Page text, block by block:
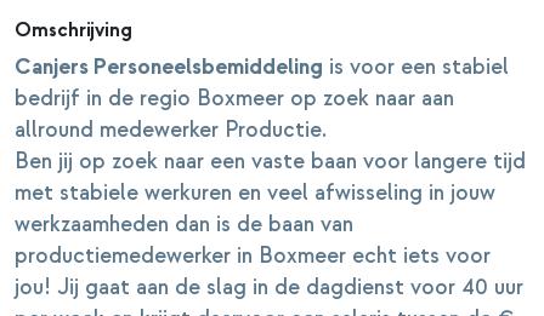
Omschrijving
Canjers Personeelsbemiddeling is voor een stabiel
bedrijf in de regio Boxmeer op zoek naar aan
allround medewerker Productie.
Ben jij op zoek naar een vaste baan voor langere tijd
met stabiele werkuren en veel afwisseling in jouw
werkzaamheden dan is de baan van
productiemedewerker in Boxmeer echt iets voor
jou! Jij gaat aan de slag in de dagdienst voor 40 uur